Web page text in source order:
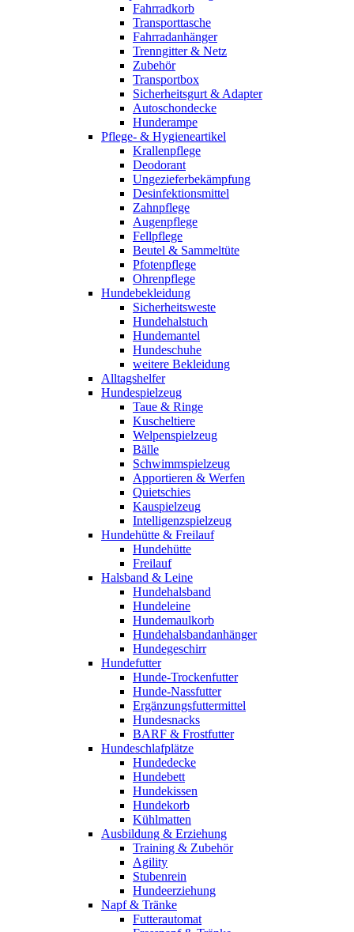
Fahrradkorb
Transporttasche
Fahrradanhänger
Trenngitter & Netz
Zubehör
Transportbox
Sicherheitsgurt & Adapter
Autoschondecke
Hunderampe
Pflege- & Hygieneartikel
Krallenpflege
Deodorant
Ungezieferbekämpfung
Desinfektionsmittel
Zahnpflege
Augenpflege
Fellpflege
Beutel & Sammeltüte
Pfotenpflege
Ohrenpflege
Hundebekleidung
Sicherheitsweste
Hundehalstuch
Hundemantel
Hundeschuhe
weitere Bekleidung
Alltagshelfer
Hundespielzeug
Taue & Ringe
Kuscheltiere
Welpenspielzeug
Bälle
Schwimmspielzeug
Apportieren & Werfen
Quietschies
Kauspielzeug
Intelligenzspielzeug
Hundehütte & Freilauf
Hundehütte
Freilauf
Halsband & Leine
Hundehalsband
Hundeleine
Hundemaulkorb
Hundehalsbandanhänger
Hundegeschirr
Hundefutter
Hunde-Trockenfutter
Hunde-Nassfutter
Ergänzungsfuttermittel
Hundesnacks
BARF & Frostfutter
Hundeschlafplätze
Hundedecke
Hundebett
Hundekissen
Hundekorb
Kühlmatten
Ausbildung & Erziehung
Training & Zubehör
Agility
Stubenrein
Hundeerziehung
Napf & Tränke
Futterautomat